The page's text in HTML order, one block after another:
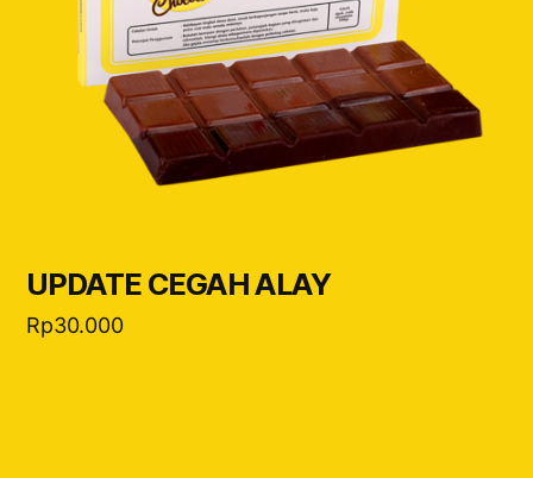
UPDATE CEGAH ALAY
Rp30.000